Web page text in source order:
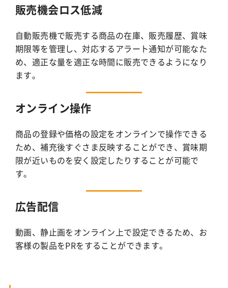
販売機会ロス低減
自動販売機で販売する商品の在庫、販売履歴、賞味
期限等を管理し、対応するアラート通知が可能なた
め、適正な量を適正な時間に販売できるようになり
ます。
オンライン操作
商品の登録や価格の設定をオンラインで操作できる
ため、補充後すぐさま反映することができ、賞味期
限が近いものを安く設定したりすることが可能で
す。
広告配信
動画、静止画をオンライン上で設定できるため、お
客様の製品をPRをすることができます。